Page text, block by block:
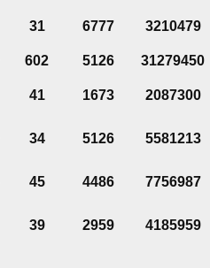
31 6777 3210479
602 5126
31279450
41 1673 2087300
34 5126 5581213
45 4486 7756987
39 2959 4185959